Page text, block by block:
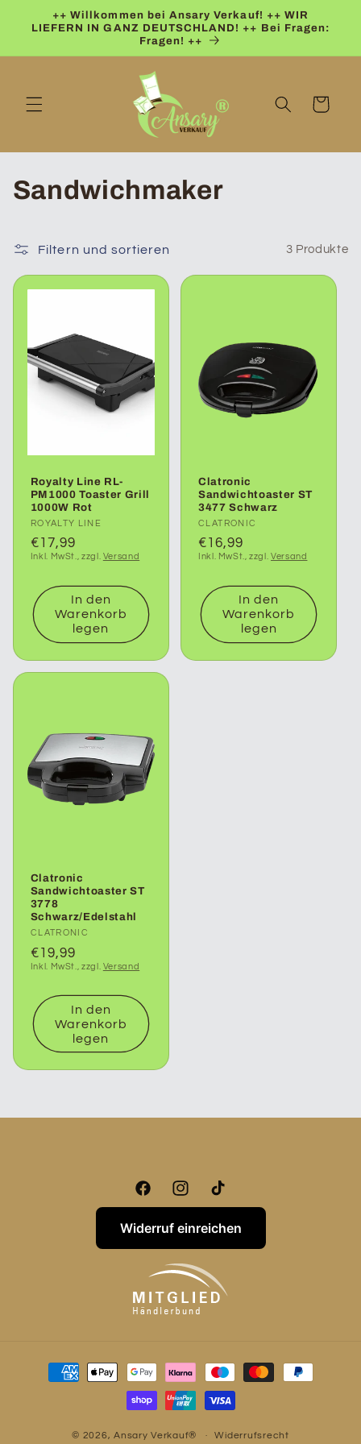
Inhalt
++ Willkommen bei Ansary Verkauf! ++ WIR
LIEFERN IN GANZ DEUTSCHLAND! ++ Bei Fragen:
Fragen! ++
Warenkorb
K
t
e
o
e
Sandwichmaker
Filtern und sortieren 3 Produkte
Royalty Line RL-
PM1000 Toaster Grill
1000W Rot
Anbieter:
ROYALTY LINE
Normaler
Preis
€17,99
Inkl. MwSt., zzgl. Versand
In den
Warenkorb
legen
Clatronic
Sandwichtoaster ST
3477 Schwarz
Anbieter:
CLATRONIC
Normaler
Preis
€16,99
Inkl. MwSt., zzgl.Versand
In den
Warenkorb
legen
Clatronic
Sandwichtoaster ST
3778
Schwarz/Edelstahl
Anbieter:
CLATRONIC
Normaler
Preis
€19,99
Inkl. MwSt., zzgl. Versand
In den
Warenkorb
legen
FacebookInstagramTikTok
Widerruf einreichen
Zahlungsmethoden
© 2026,Ansary Verkauf® Widerrufsrecht